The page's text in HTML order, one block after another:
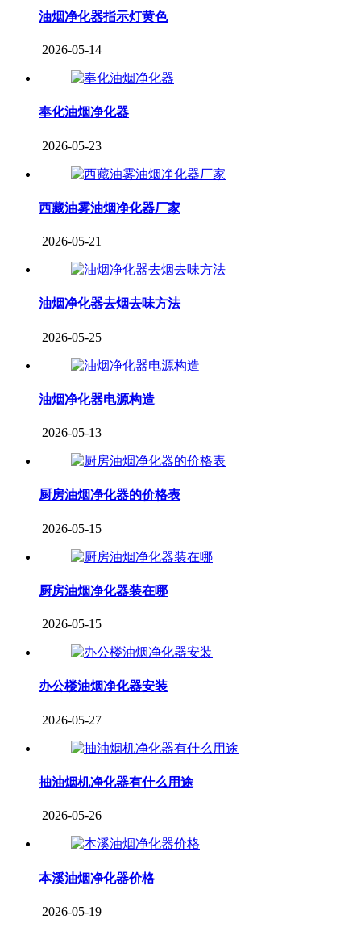
油烟净化器指示灯黄色
2026-05-14
奉化油烟净化器
2026-05-23
西藏油雾油烟净化器厂家
2026-05-21
油烟净化器去烟去味方法
2026-05-25
油烟净化器电源构造
2026-05-13
厨房油烟净化器的价格表
2026-05-15
厨房油烟净化器装在哪
2026-05-15
办公楼油烟净化器安装
2026-05-27
抽油烟机净化器有什么用途
2026-05-26
本溪油烟净化器价格
2026-05-19